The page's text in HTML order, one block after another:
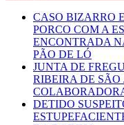
CASO BIZARRO
PORCO COM A
ENCONTRADA
PÃO DE LÓ
JUNTA DE
RIBEIRA DE SÃO
DETIDO